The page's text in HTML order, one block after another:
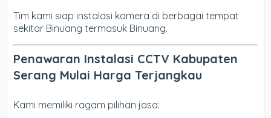
Tim kami siap instalasi kamera di berbagai tempat
sekitar Binuang termasuk Binuang.
Penawaran Instalasi CCTV Kabupaten
Serang Mulai Harga Terjangkau
Kami memiliki ragam pilihan jasa: